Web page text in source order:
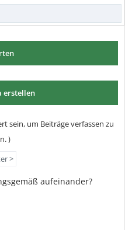
erstellen
sein, um Beiträge verfassen zu
)
>
aufeinander?